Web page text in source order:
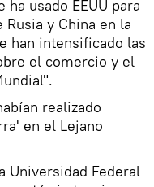
usado EEUU para
y China en la
han intensificado las
el comercio y el
realizado
en el Lejano
Universidad Federal